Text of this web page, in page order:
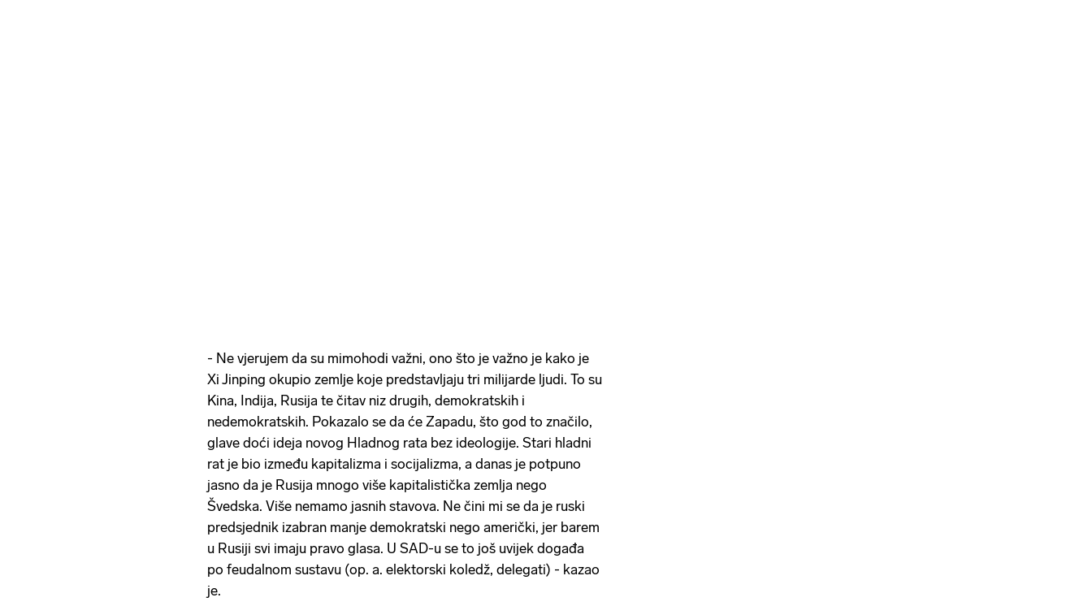
- Ne vjerujem da su mimohodi važni, ono što je važno je kako je
Xi Jinping okupio zemlje koje predstavljaju tri milijarde ljudi. To su
Kina, Indija, Rusija te čitav niz drugih, demokratskih i
nedemokratskih. Pokazalo se da će Zapadu, što god to značilo,
glave doći ideja novog Hladnog rata bez ideologije. Stari hladni
rat je bio između kapitalizma i socijalizma, a danas je potpuno
jasno da je Rusija mnogo više kapitalistička zemlja nego
Švedska. Više nemamo jasnih stavova. Ne čini mi se da je ruski
predsjednik izabran manje demokratski nego američki, jer barem
u Rusiji svi imaju pravo glasa. U SAD-u se to još uvijek događa
po feudalnom sustavu (op. a. elektorski koledž, delegati) - kazao
je.